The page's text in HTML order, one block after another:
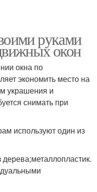
руками
окон
окна по
экономить место на
украшения и
снимать при
используют один из